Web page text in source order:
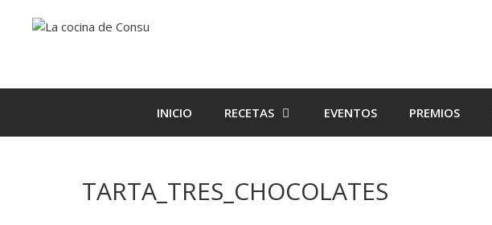
INICIO RECETAS EVENTOS PREMIOS
TARTA_TRES_CHOCOLATES